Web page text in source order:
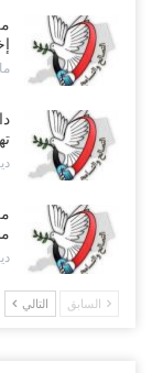
السابق التالي